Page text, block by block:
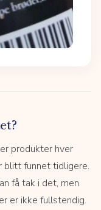
produkter hver
blitt funnet tidligere.
få tak i det, men
er ikke fullstendig.